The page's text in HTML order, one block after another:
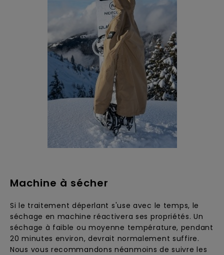
Machine à sécher
Si le traitement déperlant s'use avec le temps, le
séchage en machine réactivera ses propriétés. Un
séchage à faible ou moyenne température, pendant
20 minutes environ, devrait normalement suffire.
Nous vous recommandons néanmoins de suivre les